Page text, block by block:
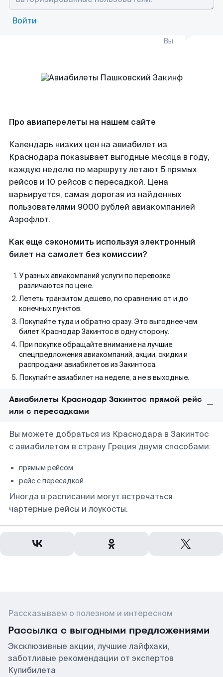
Войти
Вы
Про авиаперелеты на нашем сайте
Календарь низких цен на авиабилет из
Краснодара показывает выгодные месяца в году,
каждую неделю по маршруту летают 5 прямых
рейсов и 10 рейсов с пересадкой. Цена
варьируется, самая дорогая из найденных
пользователями 9000 рублей авиакомпанией
Аэрофлот.
Как еще сэкономить используя электронный
билет на самолет без комиссии?
У разных авиакомпаний услуги по перевозке
различаются по цене.
Лететь транзитом дешево, по сравнению от и до
конечных пунктов.
Покупайте туда и обратно сразу. Это выгоднее чем
билет Краснодар Закинтос в одну сторону.
При покупке обращайте внимание на лучшие
спецпредложения авиакомпаний, акции, скидки и
распродажи авиабилетов из Закинтоса.
Покупайте авиабилет на неделе, а не в выходные.
Авиабилеты Краснодар Закинтос прямой рейс
или с пересадками
Вы можете добраться из Краснодара в Закинтос
с авиабилетом в страну Греция двумя способами:
прямым рейсом
рейс с пересадкой
Иногда в расписании могут встречаться
чартерные рейсы и лоукосты.
Рассказываем о полезном и интересном
Рассылка с выгодными предложениями
Эксклюзивные акции, лучшие лайфхаки,
заботливые рекомендации от экспертов
Купибилета